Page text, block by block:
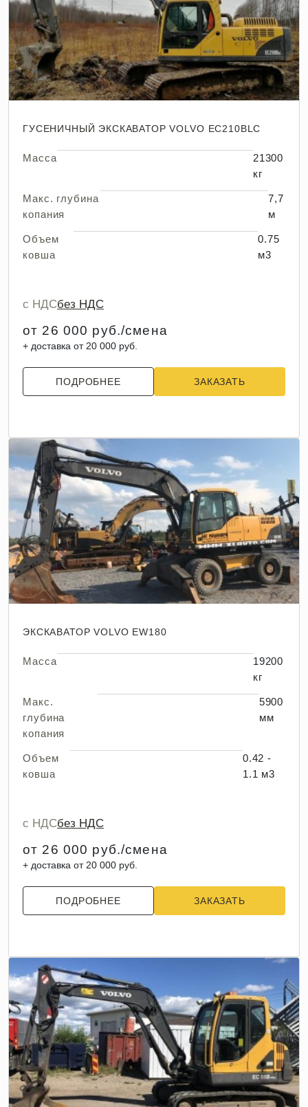
ГУСЕНИЧНЫЙ ЭКСКАВАТОР VOLVO EC210BLC
Масса
21300
кг
Макс. глубина
копания
7,7
м
Объем
ковша
0.75
м3
с НДСбез НДС
от 26 000 руб./смена
+ доставка от 20 000 руб.
ПОДРОБНЕЕ ЗАКАЗАТЬ
ЭКСКАВАТОР VOLVO EW180
Масса
19200
кг
Макс.
глубина
копания
5900
мм
Объем
ковша
0.42 -
1.1 м3
с НДСбез НДС
от 26 000 руб./смена
+ доставка от 20 000 руб.
ПОДРОБНЕЕ ЗАКАЗАТЬ